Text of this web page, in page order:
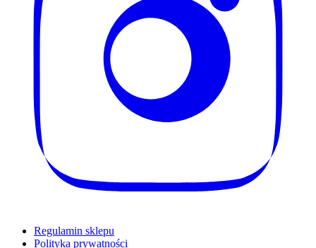
Regulamin sklepu
Polityka prywatności